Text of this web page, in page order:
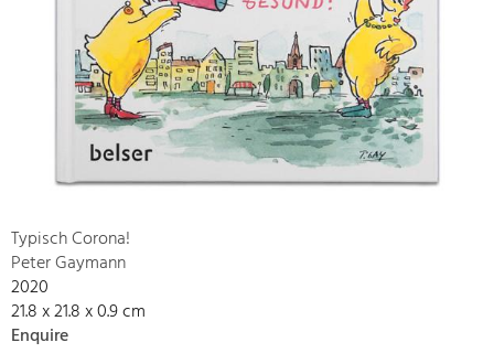
Typisch Corona!
Peter Gaymann
2020
21.8 x 21.8 x 0.9 cm
Enquire